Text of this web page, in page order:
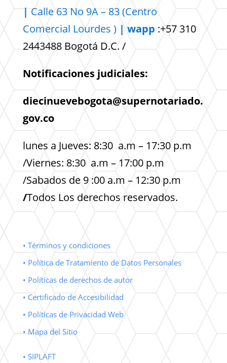
| Calle 63 No 9A – 83 (Centro
Comercial Lourdes ) | wapp :+57 310
2443488 Bogotá D.C. /
Notificaciones judiciales:
diecinuevebogota@supernotariado.
gov.co
lunes a Jueves: 8:30 a.m – 17:30 p.m
/Viernes: 8:30 a.m – 17:00 p.m
/Sabados de 9 :00 a.m – 12:30 p.m
/Todos Los derechos reservados.
• Términos y condiciones
• Política de Tratamiento de Datos Personales
• Políticas de derechos de autor
• Certificado de Accesibilidad
• Políticas de Privacidad Web
• Mapa del Sitio
• SIPLAFT